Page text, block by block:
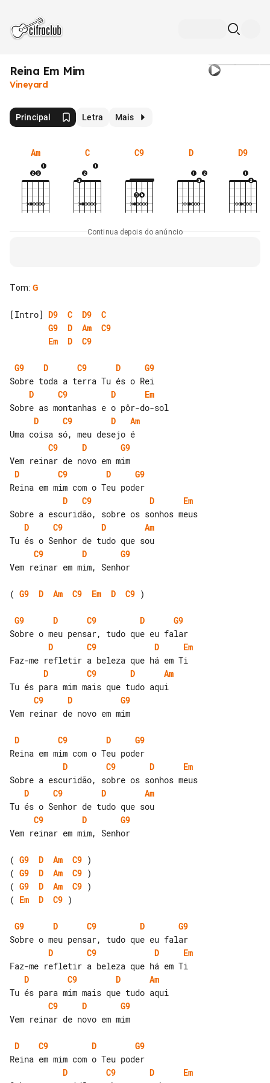
Reina Em Mim
Vineyard
Principal Letra Mais
Am C C9 D D9
Continua depois do anúncio
Tom: G
[Intro] D9 C D9
C
G9
D Am
C9
Em
D C9
G9 D C9 D
G9
D
C9 D
Em
D
C9 D
Am
C9
D
G9
D
C9 D
G9
D
C9 D
Em
D
C9 D
Am
C9
D
G9
Vem reinar em mim, Senhor
( G9 D Am C9 Em D C9 )
G9 D C9 D
G9
D
C9 D
Em
D
C9 D
Am
C9
D
G9
Vem reinar de novo em mim
D C9 D
G9
D
C9 D
Em
D
C9 D
Am
C9
D
G9
Vem reinar em mim, Senhor
( G9 D Am C9
( G9 D Am C9
( G9 D Am C9
( Em D C9 )
G9 D C9 D
G9
D
C9 D
Em
D
C9 D
Am
C9
D
G9
Vem reinar de novo em mim
D C9 D
G9
D
C9 D
Em